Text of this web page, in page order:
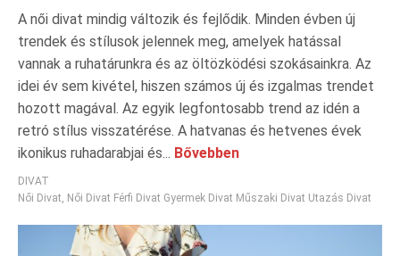
A női divat mindig változik és fejlődik. Minden évben új
trendek és stílusok jelennek meg, amelyek hatással
vannak a ruhatárunkra és az öltözködési szokásainkra. Az
idei év sem kivétel, hiszen számos új és izgalmas trendet
hozott magával. Az egyik legfontosabb trend az idén a
retró stílus visszatérése. A hatvanas és hetvenes évek
ikonikus ruhadarabjai és... Bővebben
DIVAT
Női Divat, Női Divat Férfi Divat Gyermek Divat Műszaki Divat Utazás Divat